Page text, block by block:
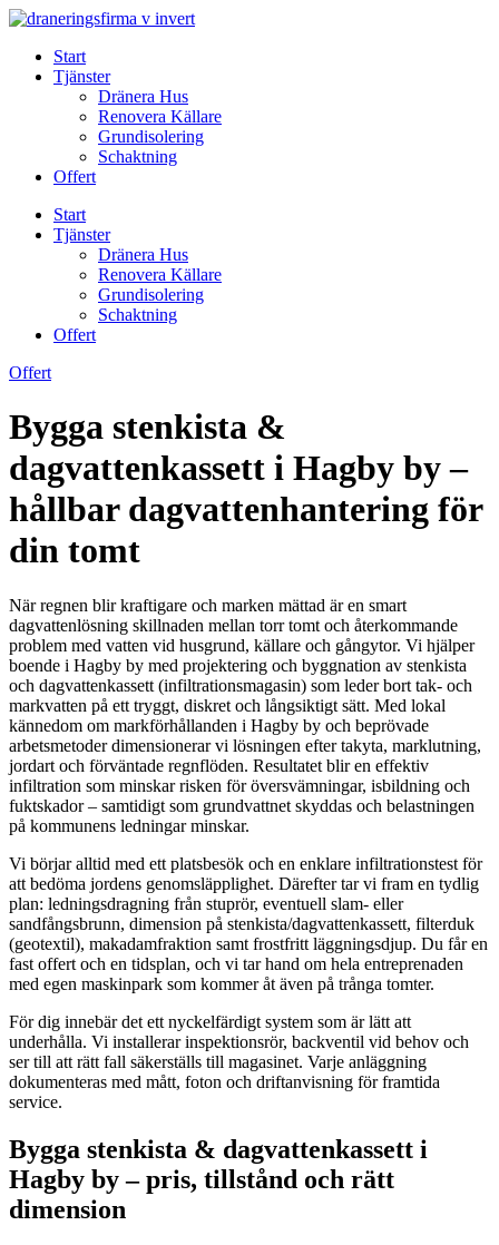
Skip
contentStart
Tjänster
Dränera Hus
Renovera Källare
Grundisolering
Schaktning
Offert
Start
Tjänster
Dränera Hus
Renovera Källare
Grundisolering
Schaktning
Offert
Offert
Bygga stenkista &
dagvattenkassett i Hagby by –
hållbar dagvattenhantering för
din tomt
När regnen blir kraftigare och marken mättad är en smart
dagvattenlösning skillnaden mellan torr tomt och återkommande
problem med vatten vid husgrund, källare och gångytor. Vi hjälper
boende i Hagby by med projektering och byggnation av stenkista
och dagvattenkassett (infiltrationsmagasin) som leder bort tak- och
markvatten på ett tryggt, diskret och långsiktigt sätt. Med lokal
kännedom om markförhållanden i Hagby by och beprövade
arbetsmetoder dimensionerar vi lösningen efter takyta, marklutning,
jordart och förväntade regnflöden. Resultatet blir en effektiv
infiltration som minskar risken för översvämningar, isbildning och
fuktskador – samtidigt som grundvattnet skyddas och belastningen
på kommunens ledningar minskar.
Vi börjar alltid med ett platsbesök och en enklare infiltrationstest för
att bedöma jordens genomsläpplighet. Därefter tar vi fram en tydlig
plan: ledningsdragning från stuprör, eventuell slam- eller
sandfångsbrunn, dimension på stenkista/dagvattenkassett, filterduk
(geotextil), makadamfraktion samt frostfritt läggningsdjup. Du får en
fast offert och en tidsplan, och vi tar hand om hela entreprenaden
med egen maskinpark som kommer åt även på trånga tomter.
För dig innebär det ett nyckelfärdigt system som är lätt att
underhålla. Vi installerar inspektionsrör, backventil vid behov och
ser till att rätt fall säkerställs till magasinet. Varje anläggning
dokumenteras med mått, foton och driftanvisning för framtida
service.
Bygga stenkista & dagvattenkassett i
Hagby by – pris, tillstånd och rätt
dimension